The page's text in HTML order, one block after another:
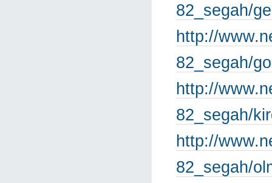
82_segah/
http://
82_segah/
http://
82_segah/
http://
82_segah/